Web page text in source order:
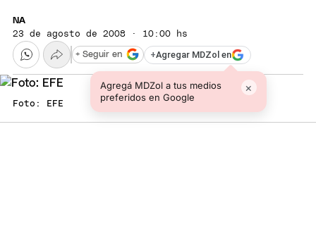
NA
23 de agosto de 2008 · 10:00 hs
+Agregar MDZol en
Agregá MDZol a tus medios
preferidos en Google
×
+ Seguir en
Foto: EFE